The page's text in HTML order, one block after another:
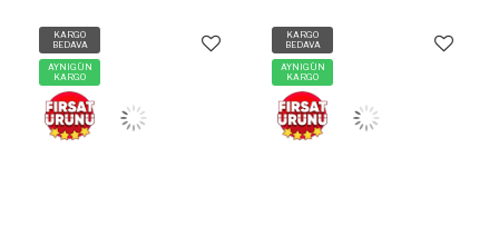
KARGO
BEDAVA
AYNIGÜN
KARGO
KARGO
BEDAVA
AYNIGÜN
KARGO